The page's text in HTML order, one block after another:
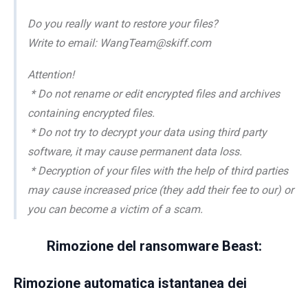
Do you really want to restore your files?
Write to email: WangTeam@skiff.com
Attention!
* Do not rename or edit encrypted files and archives
containing encrypted files.
* Do not try to decrypt your data using third party
software, it may cause permanent data loss.
* Decryption of your files with the help of third parties
may cause increased price (they add their fee to our) or
you can become a victim of a scam.
Rimozione del ransomware Beast:
Rimozione automatica istantanea dei